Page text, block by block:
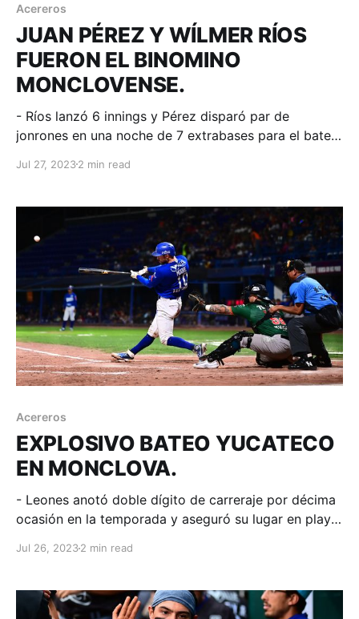
Acereros
JUAN PÉREZ Y WÍLMER RÍOS
FUERON EL BINOMINO
MONCLOVENSE.
- Ríos lanzó 6 innings y Pérez disparó par de
jonrones en una noche de 7 extrabases para el bateo
Monclova, Coahuila; 26 de julio de 2023. Acereros-
fuerte por un lugar en play offs y en
Jul 27, 20232 min read
Acereros
EXPLOSIVO BATEO YUCATECO
EN MONCLOVA.
- Leones anotó doble dígito de carreraje por décima
ocasión en la temporada y aseguró su lugar en play
Monclova, Coahuila; 25 de julio de 2023. Acereros-
visitantes y con ello, Yucatán amarró su boleto a
Jul 26, 20232 min read